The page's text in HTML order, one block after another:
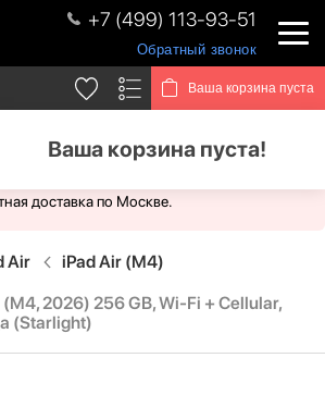
+7 (499) 113-93-51
Обратный звонок
Ваша корзина пуста
Ваша корзина пуста!
21:00 без выходных. Для Вас доступен
доставка по Москве.
Air
iPad Air (M4)
(M4, 2026) 256 GB, Wi-Fi + Cellular,
(Starlight)